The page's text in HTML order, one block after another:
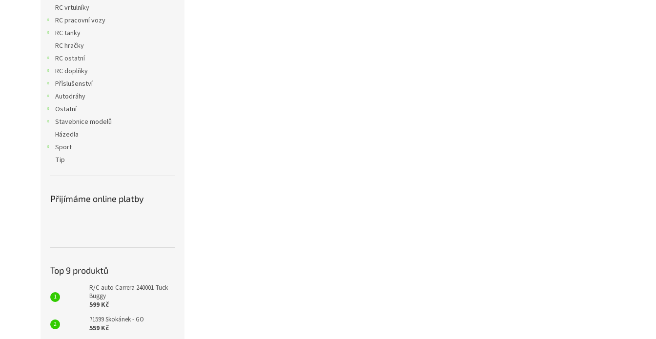
RC vrtulníky
RC pracovní vozy
RC tanky
RC hračky
RC ostatní
RC doplňky
Příslušenství
Autodráhy
Ostatní
Stavebnice modelů
Házedla
Sport
Tip
Přijímáme online platby
Top 9 produktů
R/C auto Carrera 240001 Tuck
Buggy
599 Kč
71599 Skokánek - GO
559 Kč